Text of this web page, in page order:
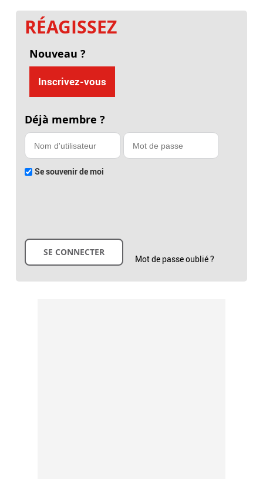
RÉAGISSEZ
Nouveau ?
Inscrivez-vous
Déjà membre ?
Se souvenir de moi
Mot de passe oublié ?